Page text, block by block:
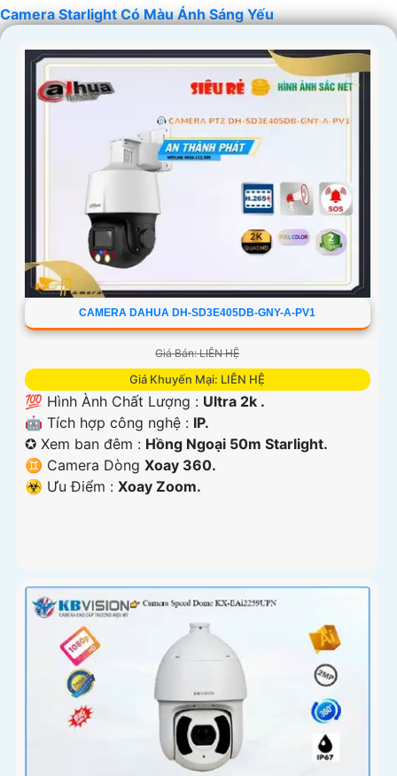
Camera Starlight Có Màu Ánh Sáng Yếu
CAMERA DAHUA DH-SD3E405DB-GNY-A-PV1
Giá Bán: LIÊN HỆ
Giá Khuyến Mại: LIÊN HỆ
💯 Hình Ành Chất Lượng : Ultra 2k .
🤖️ Tích hợp công nghệ : IP.
✪ Xem ban đêm : Hồng Ngoại 50m Starlight.
♊ Camera Dòng Xoay 360.
️☣️ Ưu Điểm : Xoay Zoom.